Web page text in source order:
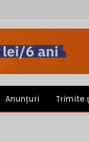
Anunțuri Trimite